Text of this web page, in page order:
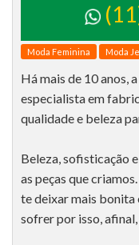
Moda Feminina Moda
Há mais de 10 anos,
especialista em
qualidade e beleza
Beleza, sofisticação
as peças que
te deixar mais bonita
sofrer por isso,